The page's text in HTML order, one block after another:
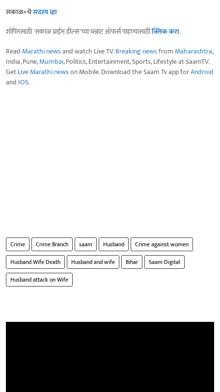
सकाळ+चेसदस्य व्हा
शॉपिंगसाठी 'सकाळ प्राईम डील्स'च्या भन्नाट ऑफर्स पाहण्यासाठीक्लिक करा.
Read Marathi newsand watch Live TV.Breaking newsfrom Maharashtra,
India, Pune,Mumbai, Politics, Entertainment, Sports, Lifestyle at SaamTV.
GetLive Marathi newson Mobile. Download the Saam Tv app forAndroid
and IOS.
Crime Crime Branch saam Husband
Crime against women
Husband Wife Death
Husband and wife Bihar
Saam Digital
Husband attack on Wife